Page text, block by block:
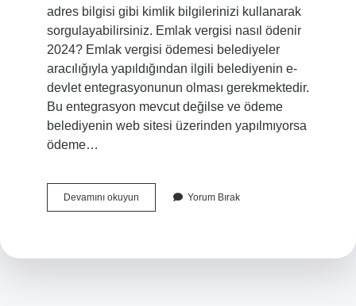
adres bilgisi gibi kimlik bilgilerinizi kullanarak
sorgulayabilirsiniz. Emlak vergisi nasıl ödenir
2024? Emlak vergisi ödemesi belediyeler
aracılığıyla yapıldığından ilgili belediyenin e-
devlet entegrasyonunun olması gerekmektedir.
Bu entegrasyon mevcut değilse ve ödeme
belediyenin web sitesi üzerinden yapılmıyorsa
ödeme…
Devamını okuyunEmlak
Vergi
Yorum Bırak